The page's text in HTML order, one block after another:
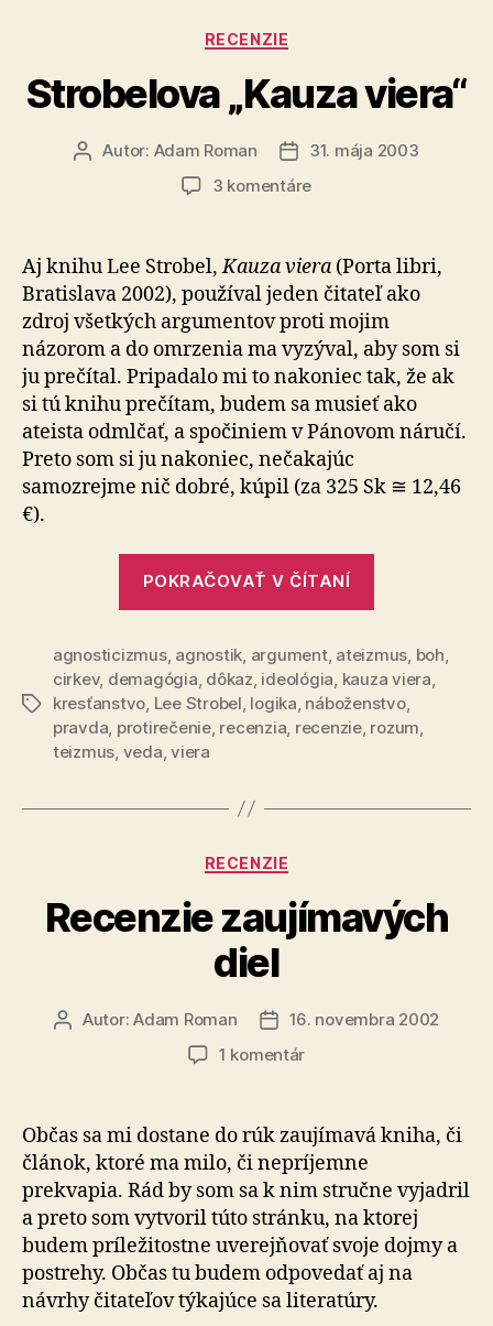
Kategórie
RECENZIE
Strobelova „Kauza viera“
AutorAutor: Adam Roman
Dátum
článku
31. mája 2003
3 komentárena
viera“
Aj knihu Lee Strobel,Kauza viera (Porta libri,
Bratislava 2002), používal jeden čitateľ ako
zdroj všetkých argumentov proti mojim
názorom a do omrzenia ma vyzýval, aby som si
ju prečítal. Pripadalo mi to nakoniec tak, že ak
si tú knihu prečítam, budem sa musieť ako
ateista odmlčať, a spočiniem v Pánovom náručí.
Preto som si ju nakoniec, nečakajúc
samozrejme nič dobré, kúpil (za 325 Sk ≅ 12,46
€).
POKRAČOVAŤ V ČÍTANÍ
Značky
agnosticizmus, agnostik argument, ateizmus boh
cirkev, demagógia dôkaz ideológia kauza viera
kresťanstvo Lee Strobel logika náboženstvo,
pravda protirečenie, recenzia recenzie, rozum
teizmus veda ,viera
Kategórie
RECENZIE
Recenzie zaujímavých
diel
AutorAutor:Adam Roman
Dátum
článku
16. novembra 2002
1 komentárna
diel
Občas sa mi dostane do rúk zaujímavá kniha, či
článok, ktoré ma milo, či nepríjemne
prekvapia. Rád by som sa k nim stručne vyjadril
a preto som vytvoril túto stránku, na ktorej
budem príležitostne uverejňovať svoje dojmy a
postrehy. Občas tu budem odpovedať aj na
návrhy čitateľov týkajúce sa literatúry.